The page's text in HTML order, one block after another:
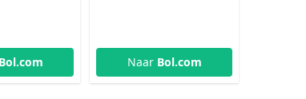
Bol.com Naar Bol.com